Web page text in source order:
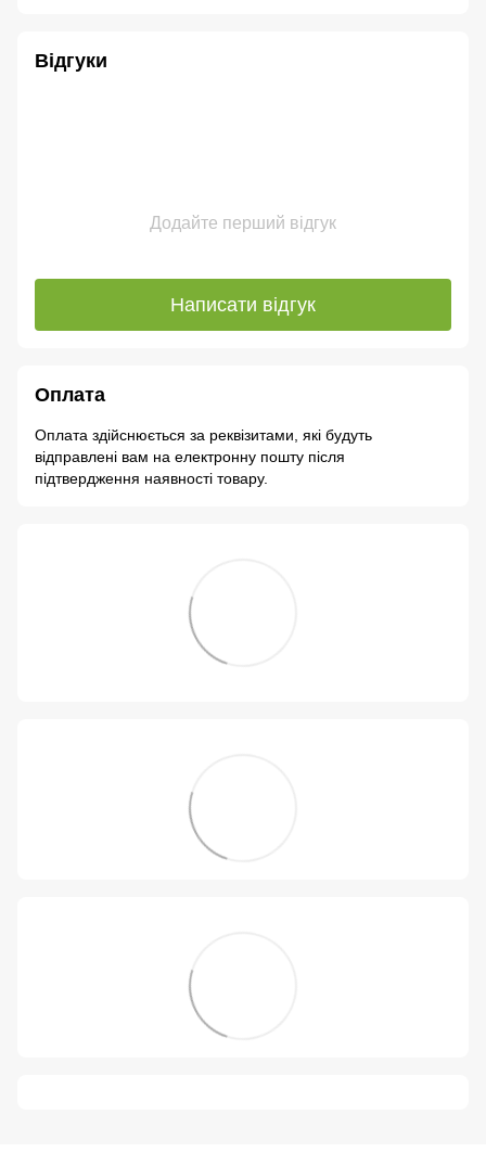
Відгуки
Додайте перший відгук
Написати відгук
Оплата
Оплата здійснюється за реквізитами, які будуть
відправлені вам на електронну пошту після
підтвердження наявності товару.